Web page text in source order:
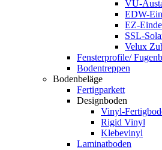
VU-
EDW-
EZ-
SSL-
Velux
Fensterprofile/
Bodentreppen
Bodenbeläge
Fertigparkett
Designboden
Vinyl-
Rigid Vinyl
Klebevinyl
Laminatboden